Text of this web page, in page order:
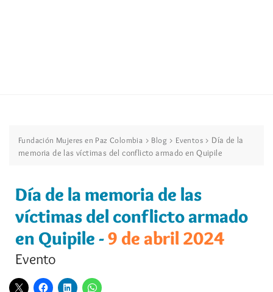
Fundación Mujeres en Paz Colombia > Blog > Eventos > Día de la
memoria de las víctimas del conflicto armado en Quipile
Día de la memoria de las
víctimas del conflicto armado
en Quipile -9 de abril 2024
Evento